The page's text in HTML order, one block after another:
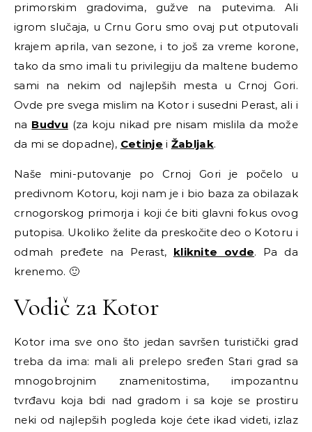
primorskim gradovima, gužve na putevima. Ali
igrom slučaja, u Crnu Goru smo ovaj put otputovali
krajem aprila, van sezone, i to još za vreme korone,
tako da smo imali tu privilegiju da maltene budemo
sami na nekim od najlepših mesta u Crnoj Gori.
Ovde pre svega mislim na Kotor i susedni Perast, ali i
na Budvu (za koju nikad pre nisam mislila da može
da mi se dopadne), Cetinje i Žabljak.
Naše mini-putovanje po Crnoj Gori je počelo u
predivnom Kotoru, koji nam je i bio baza za obilazak
crnogorskog primorja i koji će biti glavni fokus ovog
putopisa. Ukoliko želite da preskočite deo o Kotoru i
odmah pređete na Perast, kliknite ovde. Pa da
krenemo. 🙂
Vodič za Kotor
Kotor ima sve ono što jedan savršen turistički grad
treba da ima: mali ali prelepo sređen Stari grad sa
mnogobrojnim znamenitostima, impozantnu
tvrđavu koja bdi nad gradom i sa koje se prostiru
neki od najlepših pogleda koje ćete ikad videti, izlaz